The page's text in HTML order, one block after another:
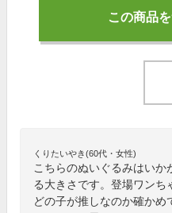
この商品
くりたいやき(60代・女性)
こちらのぬいぐるみはいか
る大きさです。登場ワンち
どの子が推しなのか確か